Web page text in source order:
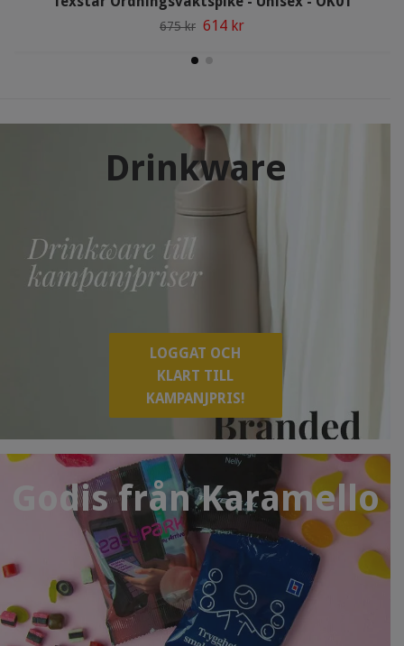
Drinkware
LOGGAT OCH
KLART TILL
KAMPANJPRIS!
Godis från Karamello
675 kr 614 kr